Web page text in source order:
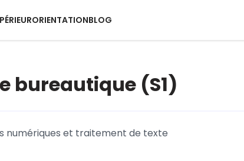
ORIENTATIONBLOG
bureautique (S1)
numériques et traitement de texte